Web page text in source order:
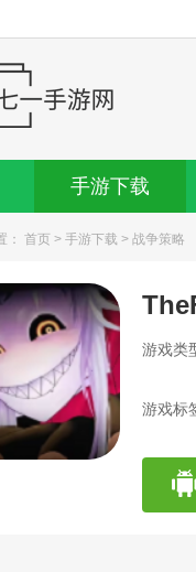
手游下载
： 首页 > 手游下载 > 战争策略
游戏类
游戏标